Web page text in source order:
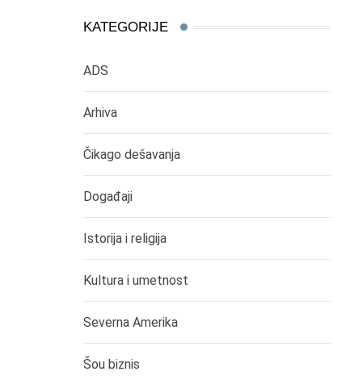
KATEGORIJE
ADS
Arhiva
Čikago dešavanja
Događaji
Istorija i religija
Kultura i umetnost
Severna Amerika
Šou biznis